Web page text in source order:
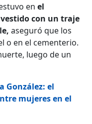
enel
con un traje
aseguró que los
o en el cementerio.
luego de un
González: el
mujeres en el